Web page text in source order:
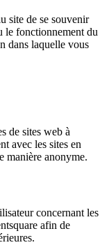
site de se souvenir
le fonctionnement du
dans laquelle vous
de sites web à
avec les sites en
manière anonyme.
concernant les
afin de